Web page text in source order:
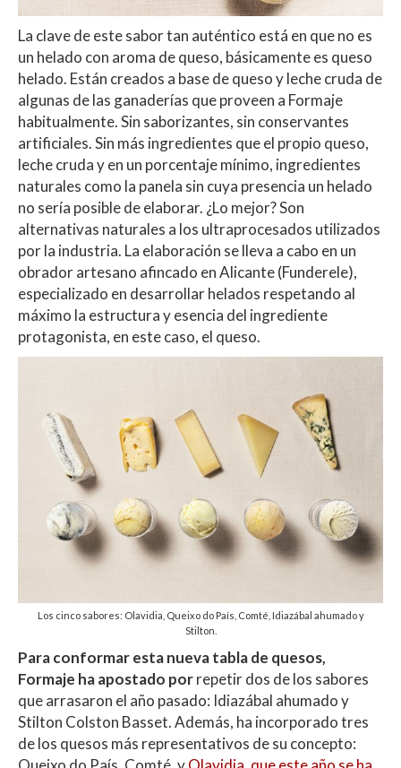
La clave de este sabor tan auténtico está en que no es
un helado con aroma de queso, básicamente es queso
helado. Están creados a base de queso y leche cruda de
algunas de las ganaderías que proveen a Formaje
habitualmente. Sin saborizantes, sin conservantes
artificiales. Sin más ingredientes que el propio queso,
leche cruda y en un porcentaje mínimo, ingredientes
naturales como la panela sin cuya presencia un helado
no sería posible de elaborar. ¿Lo mejor? Son
alternativas naturales a los ultraprocesados utilizados
por la industria. La elaboración se lleva a cabo en un
obrador artesano afincado en Alicante (Funderele),
especializado en desarrollar helados respetando al
máximo la estructura y esencia del ingrediente
protagonista, en este caso, el queso.
Los cinco sabores: Olavidia, Queixo do País, Comté, Idiazábal ahumado y
Stilton.
Para conformar esta nueva tabla de quesos,
Formaje ha apostado porrepetir dos de los sabores
que arrasaron el año pasado: Idiazábal ahumado y
Stilton Colston Basset. Además, ha incorporado tres
de los quesos más representativos de su concepto: